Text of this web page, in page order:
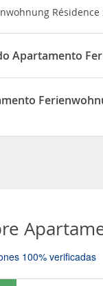
Apartamento
100% verificadas